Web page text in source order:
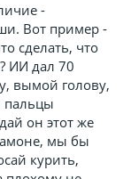
-
Вот пример -
сделать, что
ИИ дал 70
вымой голову,
он этот же
мы бы
курить,